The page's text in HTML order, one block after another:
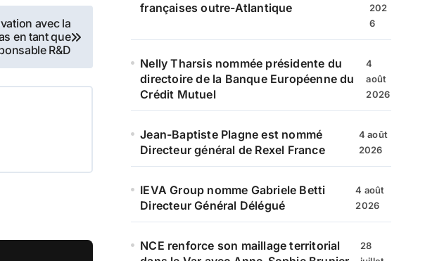
avec la
en tant que
R&D
françaises outre-Atlantique
202
6
Nelly Tharsis nommée présidente du
directoire de la Banque Européenne du
Crédit Mutuel
4
août
2026
Jean-Baptiste Plagne est nommé
Directeur général de Rexel France
4 août
2026
IEVA Group nomme Gabriele Betti
Directeur Général Délégué
4 août
2026
NCE renforce son maillage territorial
28